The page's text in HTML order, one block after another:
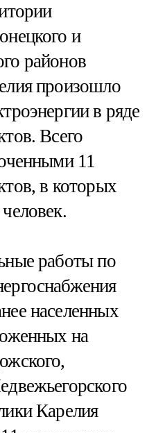
и
районов
произошло
в ряде
Всего
11
в которых
работы по
населенных
на
Карелия